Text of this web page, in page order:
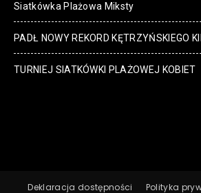
Siatkówka Plażowa Miksty
PADŁ NOWY REKORD KĘTRZYŃSKIEGO
TURNIEJ SIATKÓWKI PLAŻOWEJ KOBIET
Deklaracja dostępności Polityka